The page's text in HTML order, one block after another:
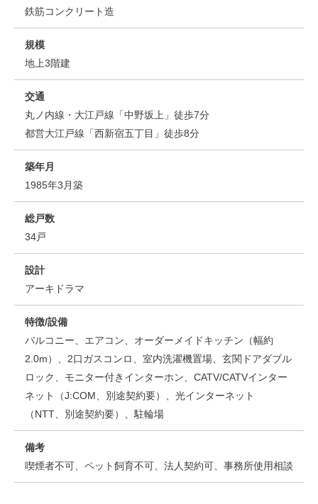
鉄筋コンクリート造
規模
地上3階建
交通
丸ノ内線・大江戸線「中野坂上」徒歩7分
都営大江戸線「西新宿五丁目」徒歩8分
築年月
1985年3月築
総戸数
34戸
設計
アーキドラマ
特徴/設備
バルコニー、エアコン、オーダーメイドキッチン（幅約
2.0m）、2口ガスコンロ、室内洗濯機置場、玄関ドアダブル
ロック、モニター付きインターホン、CATV/CATVインター
ネット（J:COM、別途契約要）、光インターネット
（NTT、別途契約要）、駐輪場
備考
喫煙者不可、ペット飼育不可、法人契約可、事務所使用相談